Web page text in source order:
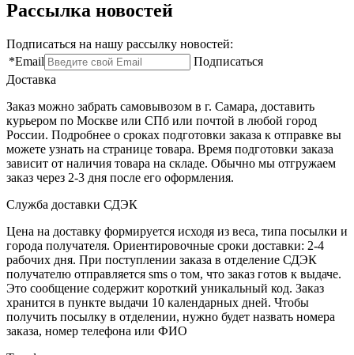
Рассылка новостей
Подписаться на нашу рассылку новостей:
*Email
Подписаться
Доставка
Заказ можно забрать самовывозом в г. Самара, доставить
курьером по Москве или СПб или почтой в любой город
России. Подробнее о сроках подготовки заказа к отправке вы
можете узнать на странице товара. Время подготовки заказа
зависит от наличия товара на складе. Обычно мы отгружаем
заказ через 2-3 дня после его оформления.
Служба доставки СДЭК
Цена на доставку формируется исходя из веса, типа посылки и
города получателя. Ориентировочные сроки доставки: 2-4
рабочих дня. При поступлении заказа в отделение СДЭК
получателю отправляется sms о том, что заказ готов к выдаче.
Это сообщение содержит короткий уникальный код. Заказ
хранится в пункте выдачи 10 календарных дней. Чтобы
получить посылку в отделении, нужно будет назвать номера
заказа, номер телефона или ФИО